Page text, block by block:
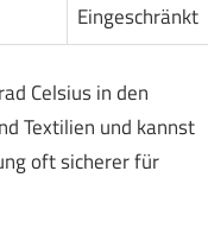
Eingeschränkt
Celsius in den
Textilien und kannst
oft sicherer für